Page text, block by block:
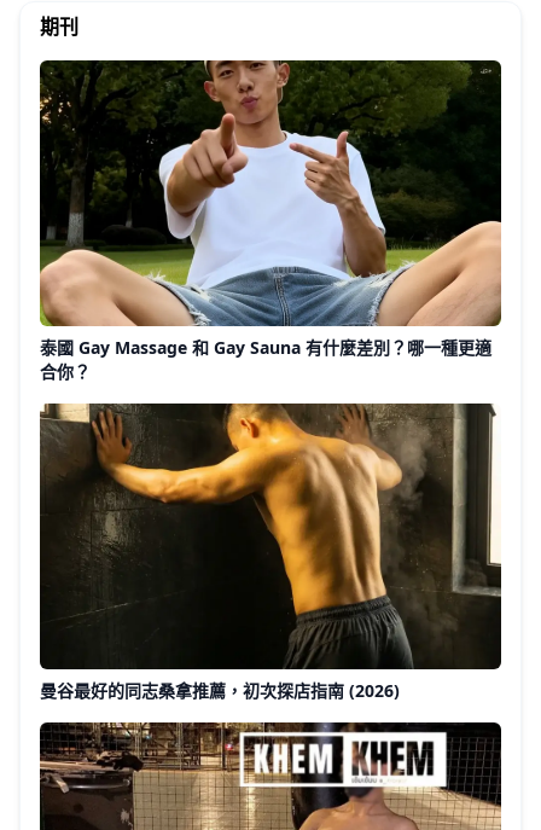
期刊
泰國 Gay Massage 和 Gay Sauna 有什麼差別？哪一種更適
合你？
曼谷最好的同志桑拿推薦，初次探店指南 (2026)